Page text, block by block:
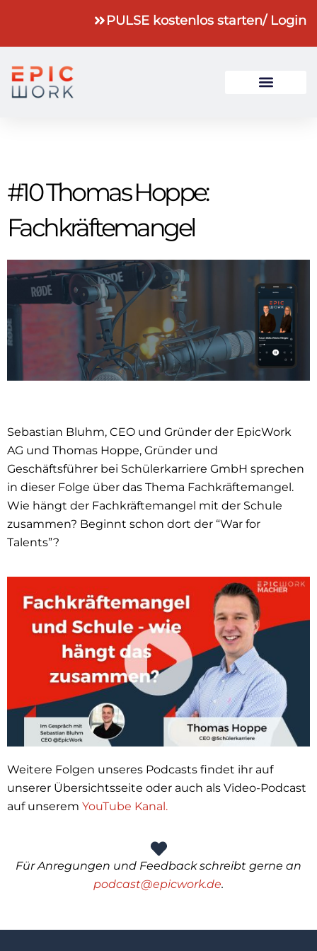
PULSE kostenlos starten/ Login
#10 Thomas Hoppe:
Fachkräftemangel
Sebastian Bluhm, CEO und Gründer der EpicWork
AG und Thomas Hoppe, Gründer und
Geschäftsführer bei Schülerkarriere GmbH sprechen
in dieser Folge über das Thema Fachkräftemangel.
Wie hängt der Fachkräftemangel mit der Schule
zusammen? Beginnt schon dort der “War for
Talents”?
Weitere Folgen unseres Podcasts findet ihr auf
unserer Übersichtsseite oder auch als Video-Podcast
auf unserem YouTube Kanal.
Für Anregungen und Feedback schreibt gerne an
podcast@epicwork.de.